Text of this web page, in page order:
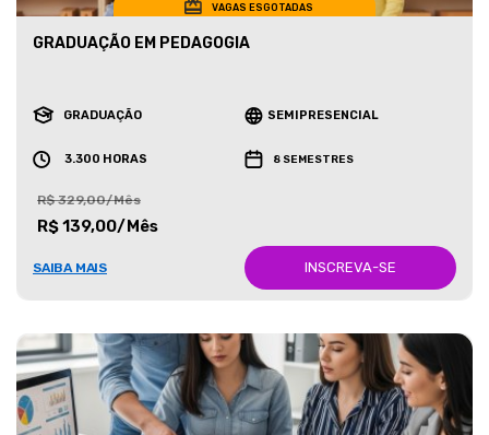
VAGAS ESGOTADAS
GRADUAÇÃO EM PEDAGOGIA
GRADUAÇÃO SEMIPRESENCIAL
3.300 HORAS 8 SEMESTRES
R$ 329,00/Mês
R$ 139,00/Mês
SAIBA MAIS INSCREVA-SE